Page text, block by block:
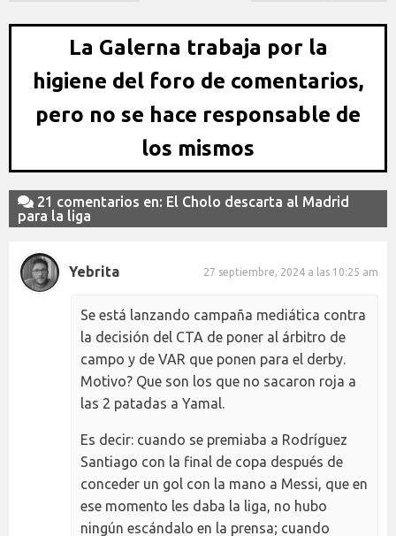
La Galerna trabaja por la
higiene del foro de comentarios,
pero no se hace responsable de
los mismos
21 comentarios en: El Cholo descarta al Madrid
para la liga
Yebrita 27 septiembre, 2024 a las 10:25 am
Se está lanzando campaña mediática contra
la decisión del CTA de poner al árbitro de
campo y de VAR que ponen para el derby.
Motivo? Que son los que no sacaron roja a
las 2 patadas a Yamal.
Es decir: cuando se premiaba a Rodríguez
Santiago con la final de copa después de
conceder un gol con la mano a Messi, que en
ese momento les daba la liga, no hubo
ningún escándalo en la prensa; cuando